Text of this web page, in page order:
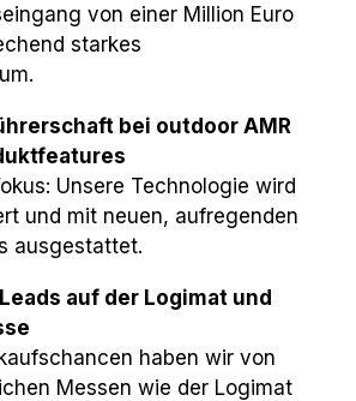
von einer Million Euro
starkes
bei outdoor AMR
Unsere Technologie wird
und mit neuen, aufregenden
ausgestattet.
auf der Logimat und
haben wir von
Messen wie der Logimat